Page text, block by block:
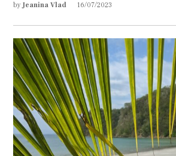
by Jeanina Vlad 16/07/2023